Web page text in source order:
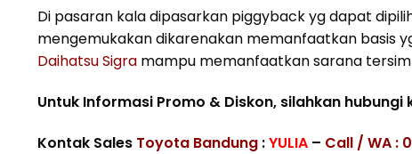
Di pasaran kala dipasarkan piggyback yg dapat
mengemukakan dikarenakan memanfaatkan basis
Daihatsu Sigra mampu memanfaatkan sarana
Untuk Informasi Promo & Diskon, silahkan hubungi
Kontak Sales Toyota Bandung :YULIA – Call / WA :